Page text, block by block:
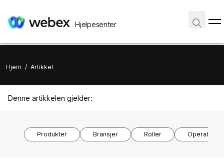
Hjelpesenter
Hjem / Artikkel
Denne artikkelen gjelder:
Produkter Bransjer Roller